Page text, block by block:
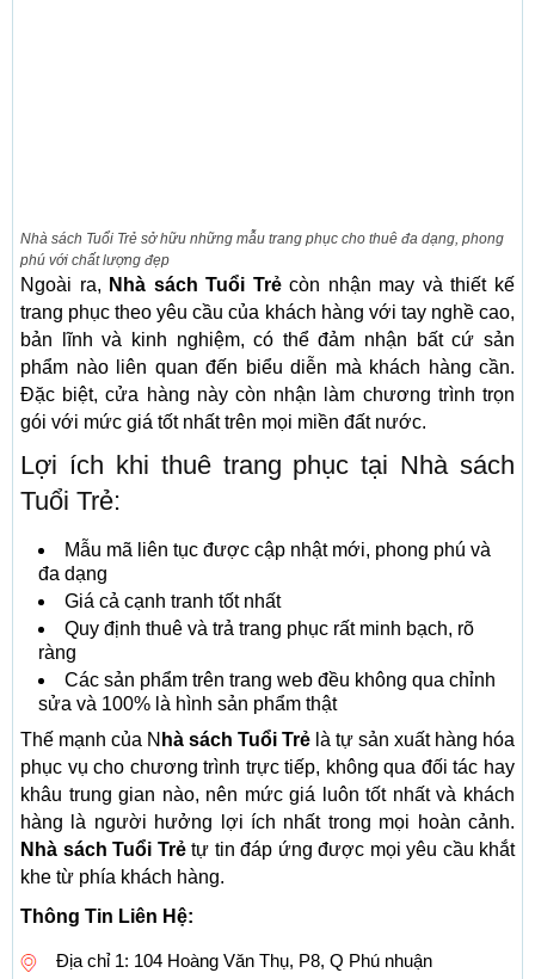
Nhà sách Tuổi Trẻ sở hữu những mẫu trang phục cho thuê đa dạng, phong
phú với chất lượng đẹp
Ngoài ra, Nhà sách Tuổi Trẻcòn nhận may và thiết kế
trang phục theo yêu cầu của khách hàng với tay nghề cao,
bản lĩnh và kinh nghiệm, có thể đảm nhận bất cứ sản
phẩm nào liên quan đến biểu diễn mà khách hàng cần.
Đặc biệt, cửa hàng này còn nhận làm chương trình trọn
gói với mức giá tốt nhất trên mọi miền đất nước.
Lợi ích khi thuê trang phục tại Nhà sách
Tuổi Trẻ:
Mẫu mã liên tục được cập nhật mới, phong phú và
đa dạng
Giá cả cạnh tranh tốt nhất
Quy định thuê và trả trang phục rất minh bạch, rõ
ràng
Các sản phẩm trên trang web đều không qua chỉnh
sửa và 100% là hình sản phẩm thật
Thế mạnh của N hà sách Tuổi Trẻ là tự sản xuất hàng hóa
phục vụ cho chương trình trực tiếp, không qua đối tác hay
khâu trung gian nào, nên mức giá luôn tốt nhất và khách
hàng là người hưởng lợi ích nhất trong mọi hoàn cảnh.
Nhà sách Tuổi Trẻtự tin đáp ứng được mọi yêu cầu khắt
khe từ phía khách hàng.
Thông Tin Liên Hệ:
Địa chỉ 1: 104 Hoàng Văn Thụ, P8, Q Phú nhuận